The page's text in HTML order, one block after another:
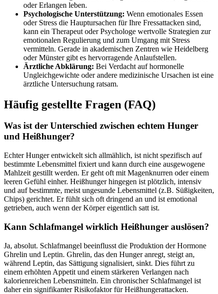
oder Erlangen leben.
Psychologische Unterstützung: Wenn emotionales Essen
oder Stress die Hauptursachen für Ihre Fressattacken sind,
kann ein Therapeut oder Psychologe wertvolle Strategien zur
emotionalen Regulierung und zum Umgang mit Stress
vermitteln. Gerade in akademischen Zentren wie Heidelberg
oder Münster gibt es hervorragende Anlaufstellen.
Ärztliche Abklärung: Bei Verdacht auf hormonelle
Ungleichgewichte oder andere medizinische Ursachen ist eine
ärztliche Untersuchung ratsam.
Häufig gestellte Fragen (FAQ)
Was ist der Unterschied zwischen echtem Hunger
und Heißhunger?
Echter Hunger entwickelt sich allmählich, ist nicht spezifisch auf
bestimmte Lebensmittel fixiert und kann durch eine ausgewogene
Mahlzeit gestillt werden. Er geht oft mit Magenknurren oder einem
leeren Gefühl einher. Heißhunger hingegen ist plötzlich, intensiv
und auf bestimmte, meist ungesunde Lebensmittel (z.B. Süßigkeiten,
Chips) gerichtet. Er fühlt sich oft dringend an und ist emotional
getrieben, auch wenn der Körper eigentlich satt ist.
Kann Schlafmangel wirklich Heißhunger auslösen?
Ja, absolut. Schlafmangel beeinflusst die Produktion der Hormone
Ghrelin und Leptin. Ghrelin, das den Hunger anregt, steigt an,
während Leptin, das Sättigung signalisiert, sinkt. Dies führt zu
einem erhöhten Appetit und einem stärkeren Verlangen nach
kalorienreichen Lebensmitteln. Ein chronischer Schlafmangel ist
daher ein signifikanter Risikofaktor für Heißhungerattacken.